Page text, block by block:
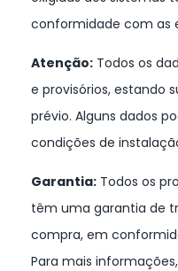
conformidade com as
Atenção: Todos os
e provisórios, estando
prévio. Alguns dados
condições de
Garantia: Todos os
têm uma garantia de
compra, em
Para mais